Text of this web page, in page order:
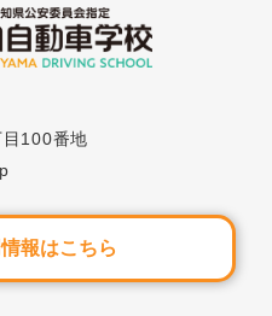
動車学校のスケジュ
」
100番地
報はこちら